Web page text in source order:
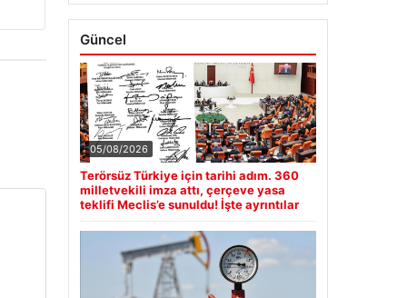
Güncel
05/08/2026
Terörsüz Türkiye için tarihi adım. 360
milletvekili imza attı, çerçeve yasa
teklifi Meclis’e sunuldu! İşte ayrıntılar